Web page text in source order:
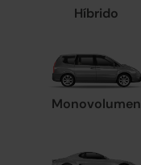
Híbrido
Monovolumen